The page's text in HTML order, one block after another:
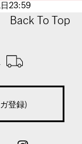
23:59
Back To Top
登録)